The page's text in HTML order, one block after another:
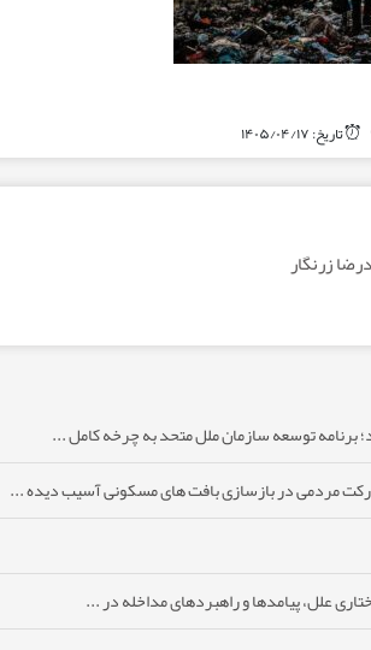
تاریخ: ۱۴۰۵/۰۴/۱۷
زرنگار
برنامه توسعه سازمان ملل متحد به چرخه کامل ...
مردمی در بازسازی بافت های مسکونی آسیب دیده ...
علل، پیامدها و راهبردهای مداخله در ...